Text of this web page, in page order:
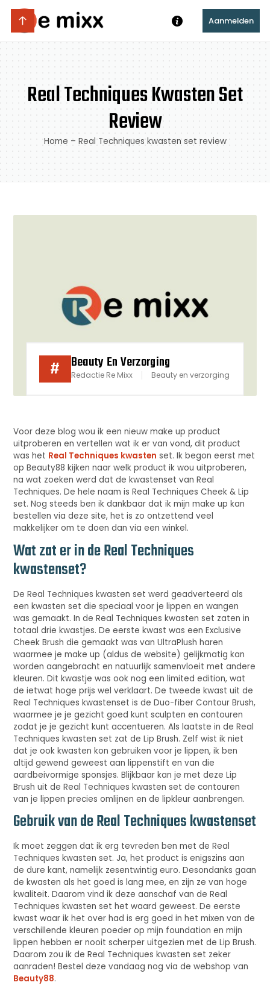
Aanmelden
Real Techniques Kwasten Set
Review
Home – Real Techniques kwasten set review
# Beauty En Verzorging
Redactie Re Mixx Beauty en verzorging
Voor deze blog wou ik een nieuw make up product
uitproberen en vertellen wat ik er van vond, dit product
was het Real Techniques kwasten set. Ik begon eerst met
op Beauty88 kijken naar welk product ik wou uitproberen,
na wat zoeken werd dat de kwastenset van Real
Techniques. De hele naam is Real Techniques Cheek & Lip
set. Nog steeds ben ik dankbaar dat ik mijn make up kan
bestellen via deze site, het is zo ontzettend veel
makkelijker om te doen dan via een winkel.
Wat zat er in de Real Techniques
kwastenset?
De Real Techniques kwasten set werd geadverteerd als
een kwasten set die speciaal voor je lippen en wangen
was gemaakt. In de Real Techniques kwasten set zaten in
totaal drie kwastjes. De eerste kwast was een Exclusive
Cheek Brush die gemaakt was van UltraPlush haren
waarmee je make up (aldus de website) gelijkmatig kan
worden aangebracht en natuurlijk samenvloeit met andere
kleuren. Dit kwastje was ook nog een limited edition, wat
de ietwat hoge prijs wel verklaart. De tweede kwast uit de
Real Techniques kwastenset is de Duo-fiber Contour Brush,
waarmee je je gezicht goed kunt sculpten en contouren
zodat je je gezicht kunt accentueren. Als laatste in de Real
Techniques kwasten set zat de Lip Brush. Zelf wist ik niet
dat je ook kwasten kon gebruiken voor je lippen, ik ben
altijd gewend geweest aan lippenstift en van die
aardbeivormige sponsjes. Blijkbaar kan je met deze Lip
Brush uit de Real Techniques kwasten set de contouren
van je lippen precies omlijnen en de lipkleur aanbrengen.
Gebruik van de Real Techniques kwastenset
Ik moet zeggen dat ik erg tevreden ben met de Real
Techniques kwasten set. Ja, het product is enigszins aan
de dure kant, namelijk zesentwintig euro. Desondanks gaan
de kwasten als het goed is lang mee, en zijn ze van hoge
kwaliteit. Daarom vind ik deze aanschaf van de Real
Techniques kwasten set het waard geweest. De eerste
kwast waar ik het over had is erg goed in het mixen van de
verschillende kleuren poeder op mijn foundation en mijn
lippen hebben er nooit scherper uitgezien met de Lip Brush.
Daarom zou ik de Real Techniques kwasten set zeker
aanraden! Bestel deze vandaag nog via de webshop van
Beauty88.